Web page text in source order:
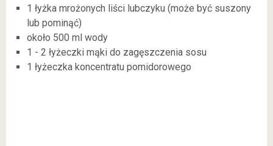
1 łyżka mrożonych liści lubczyku (może być suszony
lub pominąć)
około 500 ml wody
1 - 2 łyżeczki mąki do zagęszczenia sosu
1 łyżeczka koncentratu pomidorowego